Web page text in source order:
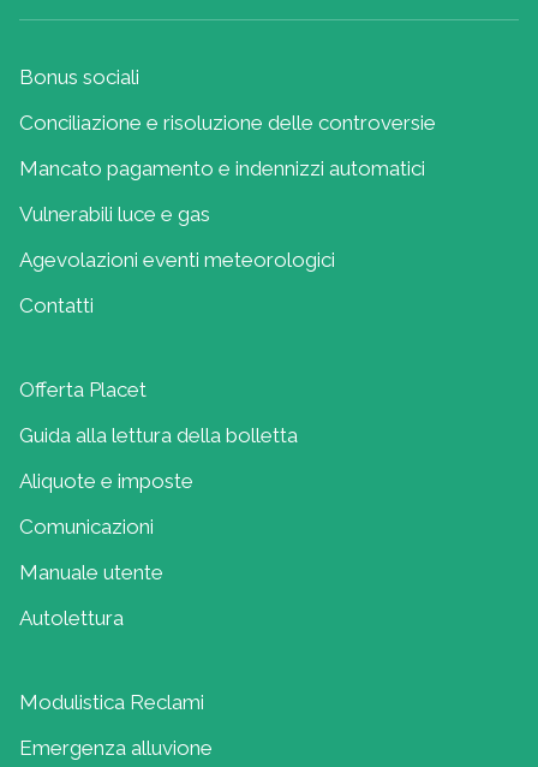
Bonus sociali
Conciliazione e risoluzione delle controversie
Mancato pagamento e indennizzi automatici
Vulnerabili luce e gas
Agevolazioni eventi meteorologici
Contatti
Offerta Placet
Guida alla lettura della bolletta
Aliquote e imposte
Comunicazioni
Manuale utente
Autolettura
Modulistica Reclami
Emergenza alluvione